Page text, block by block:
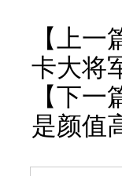
【上一
卡大将
【下一
是颜值